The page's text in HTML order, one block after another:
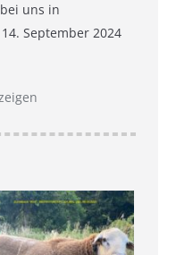
uns in
September 2024